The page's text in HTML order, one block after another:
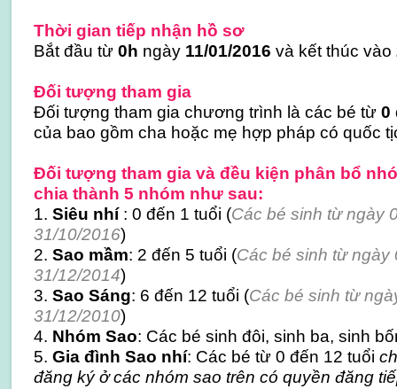
Thời gian tiếp nhận hồ sơ
Bắt đầu từ 0h ngày 11/01/2016 và kết thúc vào
Đối tượng tham gia
Đối tượng tham gia chương trình là các bé từ 0
của bao gồm cha hoặc mẹ hợp pháp có quốc
Đối tượng tham gia và đều kiện phân bổ
chia thành 5 nhóm như sau:
1. Siêu nhí : 0 đến 1 tuổi (Các bé sinh từ ngày
31/10/2016)
2. Sao mầm: 2 đến 5 tuổi (Các bé sinh từ ngày
31/12/2014)
3. Sao Sáng: 6 đến 12 tuổi (Các bé sinh từ
31/12/2010)
4. Nhóm Sao: Các bé sinh đôi, sinh ba, sinh
5. Gia đình Sao nhí: Các bé từ 0 đến 12 tuổi
đăng ký ở các nhóm sao trên có quyền đăng